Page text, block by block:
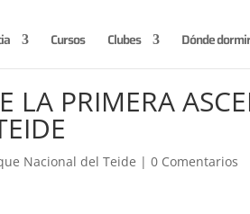
Cursos Clubes Dónde dormir
LA PRIMERA
Nacional del Teide |0 Comentarios